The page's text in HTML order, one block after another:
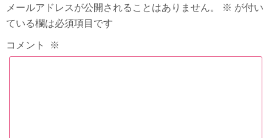
メールアドレスが公開されることはありません。 ※ が付い
ている欄は必須項目です
コメント ※